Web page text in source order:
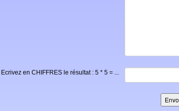
Ecrivez en CHIFFRES le résultat : 5 * 5 = ...